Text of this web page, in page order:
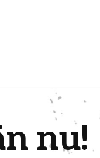
nu!